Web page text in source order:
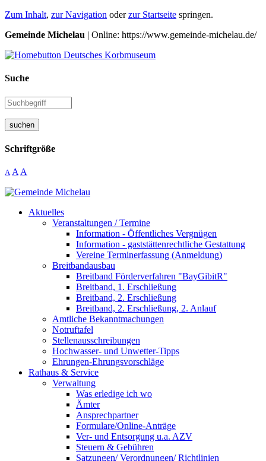
Zum Inhalt, zur Navigation oderzur Startseite springen.
Gemeinde Michelau | Online: https://www.gemeinde-michelau.de/
Suche
suchen
Schriftgröße
A A A
Aktuelles
Veranstaltungen / Termine
Information - Öffentliches Vergnügen
Information - gaststättenrechtliche Gestattung
Vereine Terminerfassung (Anmeldung)
Breitbandausbau
Breitband Förderverfahren "BayGibitR"
Breitband, 1. Erschließung
Breitband, 2. Erschließung
Breitband, 2. Erschließung, 2. Anlauf
Amtliche Bekanntmachungen
Notruftafel
Stellenausschreibungen
Hochwasser- und Unwetter-Tipps
Ehrungen-Ehrungsvorschläge
Rathaus & Service
Verwaltung
Was erledige ich wo
Ämter
Ansprechpartner
Formulare/Online-Anträge
Ver- und Entsorgung u.a. AZV
Steuern & Gebühren
Satzungen/ Verordnungen/ Richtlinien